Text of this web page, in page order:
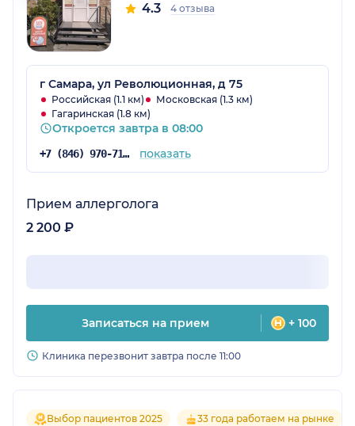
4.3 4 отзыва
г Самара, ул Революционная, д 75
Российская (1.1 км)
Московская (1.3 км)
Гагаринская (1.8 км)
Откроется завтра в 08:00
+7 (846) 970-71-25 показать
Прием аллерголога
2 200 ₽
Записаться на прием + 100
Клиника перезвонит завтра после 11:00
Выбор пациентов 2025 33 года работаем на рынке